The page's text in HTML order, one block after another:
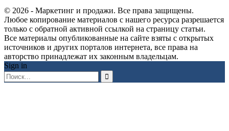
© 2026 - Маркетинг и продажи. Все права защищены.
Любое копирование материалов с нашего ресурса разрешается
только с обратной активной ссылкой на страницу статьи.
Все материалы опубликованные на сайте взяты с открытых
источников и других порталов интернета, все права на
авторство принадлежат их законным владельцам.
Sign in